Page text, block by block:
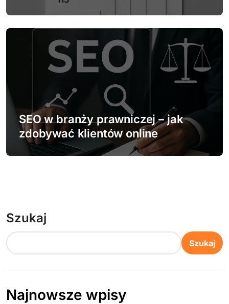
SEO w branży prawniczej – jak
zdobywać klientów online
Szukaj
Szukaj
Najnowsze wpisy